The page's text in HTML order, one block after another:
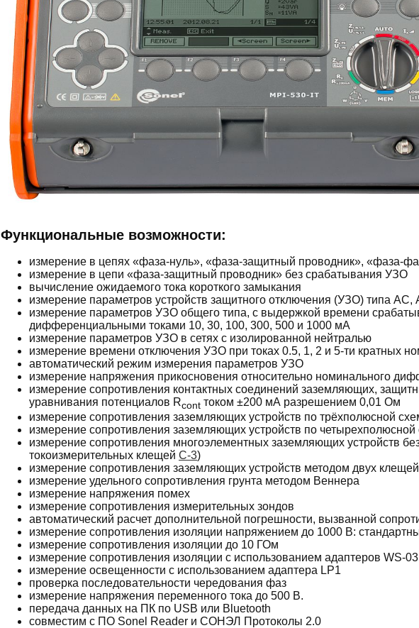
Функциональные возможности:
измерение в цепях «фаза-нуль», «фаза-защитный проводник», «фаза-
измерение в цепи «фаза-защитный проводник» без срабатывания УЗО
вычисление ожидаемого тока короткого замыкания
измерение параметров устройств защитного отключения (УЗО) типа АС,
измерение параметров УЗО общего типа, с выдержкой времени
дифференциальными токами 10, 30, 100, 300, 500 и 1000 мА
измерение параметров УЗО в сетях с изолированной нейтралью
измерение времени отключения УЗО при токах 0.5, 1, 2 и 5-ти кратных
автоматический режим измерения параметров УЗО
измерение напряжения прикосновения относительно номинального
измерение сопротивления контактных соединений заземляющих,
уравнивания потенциалов Rcont током ±200 мА разрешением 0,01 Ом
измерение сопротивления заземляющих устройств по трёхполюсной
измерение сопротивления заземляющих устройств по четырехполюсной
измерение сопротивления многоэлементных заземляющих устройств
токоизмерительных клещей С-3)
измерение сопротивления заземляющих устройств методом двух
измерение удельного сопротивления грунта методом Веннера
измерение напряжения помех
измерение сопротивления измерительных зондов
автоматический расчет дополнительной погрешности, вызванной
измерение сопротивления изоляции напряжением до 1000 В:
измерение сопротивления изоляции до 10 ГОм
измерение сопротивления изоляции с использованием адаптеров WS-
измерение освещенности с использованием адаптера LP1
проверка последовательности чередования фаз
измерение напряжения переменного тока до 500 В.
передача данных на ПК по USB или Bluetooth
совместим с ПО Sonel Reader и СОНЭЛ Протоколы 2.0